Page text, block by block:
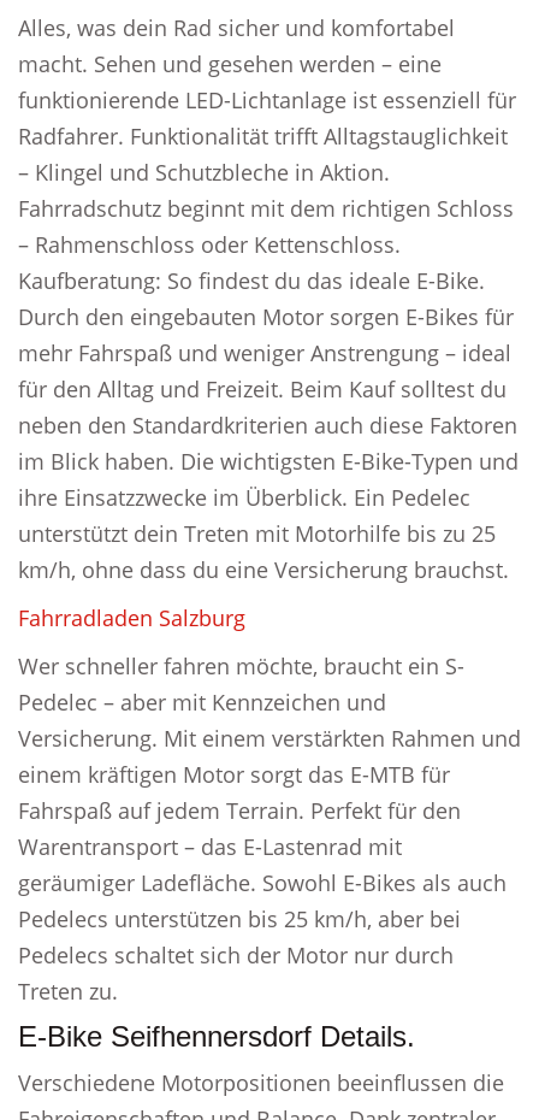
Alles, was dein Rad sicher und komfortabel
macht. Sehen und gesehen werden – eine
funktionierende LED-Lichtanlage ist essenziell für
Radfahrer. Funktionalität trifft Alltagstauglichkeit
– Klingel und Schutzbleche in Aktion.
Fahrradschutz beginnt mit dem richtigen Schloss
– Rahmenschloss oder Kettenschloss.
Kaufberatung: So findest du das ideale E-Bike.
Durch den eingebauten Motor sorgen E-Bikes für
mehr Fahrspaß und weniger Anstrengung – ideal
für den Alltag und Freizeit. Beim Kauf solltest du
neben den Standardkriterien auch diese Faktoren
im Blick haben. Die wichtigsten E-Bike-Typen und
ihre Einsatzzwecke im Überblick. Ein Pedelec
unterstützt dein Treten mit Motorhilfe bis zu 25
km/h, ohne dass du eine Versicherung brauchst.
Fahrradladen Salzburg
Wer schneller fahren möchte, braucht ein S-
Pedelec – aber mit Kennzeichen und
Versicherung. Mit einem verstärkten Rahmen und
einem kräftigen Motor sorgt das E-MTB für
Fahrspaß auf jedem Terrain. Perfekt für den
Warentransport – das E-Lastenrad mit
geräumiger Ladefläche. Sowohl E-Bikes als auch
Pedelecs unterstützen bis 25 km/h, aber bei
Pedelecs schaltet sich der Motor nur durch
Treten zu.
E-Bike Seifhennersdorf Details.
Verschiedene Motorpositionen beeinflussen die